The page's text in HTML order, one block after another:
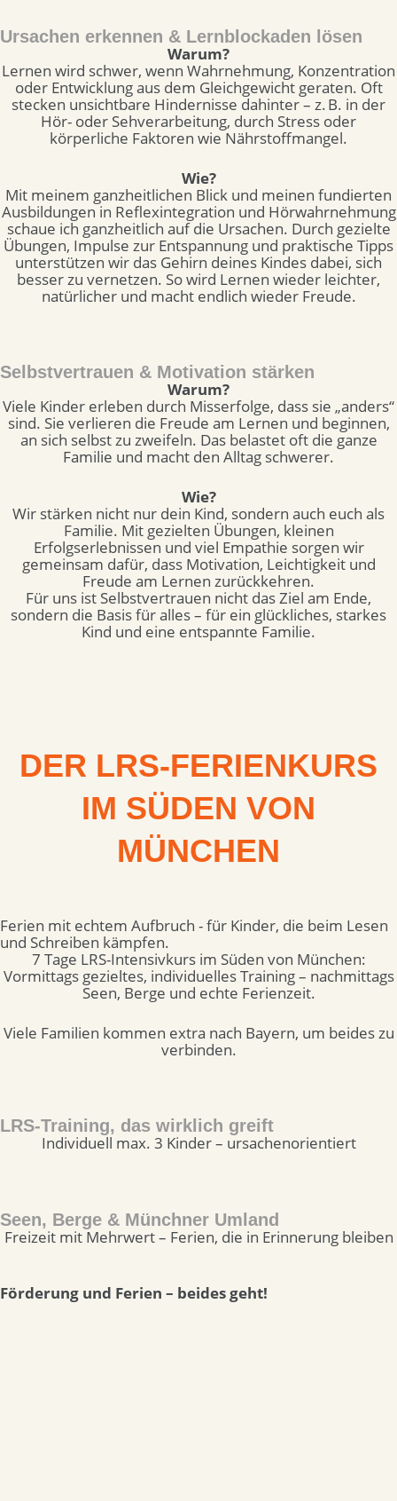
Ursachen erkennen & Lernblockaden lösen
Warum?
Lernen wird schwer, wenn Wahrnehmung, Konzentration
oder Entwicklung aus dem Gleichgewicht geraten. Oft
stecken unsichtbare Hindernisse dahinter – z. B. in der
Hör- oder Sehverarbeitung, durch Stress oder
körperliche Faktoren wie Nährstoffmangel.
Wie?
Mit meinem ganzheitlichen Blick und meinen fundierten
Ausbildungen in Reflexintegration und Hörwahrnehmung
schaue ich ganzheitlich auf die Ursachen. Durch gezielte
Übungen, Impulse zur Entspannung und praktische Tipps
unterstützen wir das Gehirn deines Kindes dabei, sich
besser zu vernetzen. So wird Lernen wieder leichter,
natürlicher und macht endlich wieder Freude.
Selbstvertrauen & Motivation stärken
Warum?
Viele Kinder erleben durch Misserfolge, dass sie „anders“
sind. Sie verlieren die Freude am Lernen und beginnen,
an sich selbst zu zweifeln. Das belastet oft die ganze
Familie und macht den Alltag schwerer.
Wie?
Wir stärken nicht nur dein Kind, sondern auch euch als
Familie. Mit gezielten Übungen, kleinen
Erfolgserlebnissen und viel Empathie sorgen wir
gemeinsam dafür, dass Motivation, Leichtigkeit und
Freude am Lernen zurückkehren.
Für uns ist Selbstvertrauen nicht das Ziel am Ende,
sondern die Basis für alles – für ein glückliches, starkes
Kind und eine entspannte Familie.
DER LRS-FERIENKURS
IM SÜDEN VON
MÜNCHEN
Ferien mit echtem Aufbruch - für Kinder, die beim Lesen
und Schreiben kämpfen.
7 Tage LRS-Intensivkurs im Süden von München:
Vormittags gezieltes, individuelles Training – nachmittags
Seen, Berge und echte Ferienzeit.
Viele Familien kommen extra nach Bayern, um beides zu
verbinden.
LRS-Training, das wirklich greift
Individuell max. 3 Kinder – ursachenorientiert
Seen, Berge & Münchner Umland
Freizeit mit Mehrwert – Ferien, die in Erinnerung bleiben
Förderung und Ferien – beides geht!